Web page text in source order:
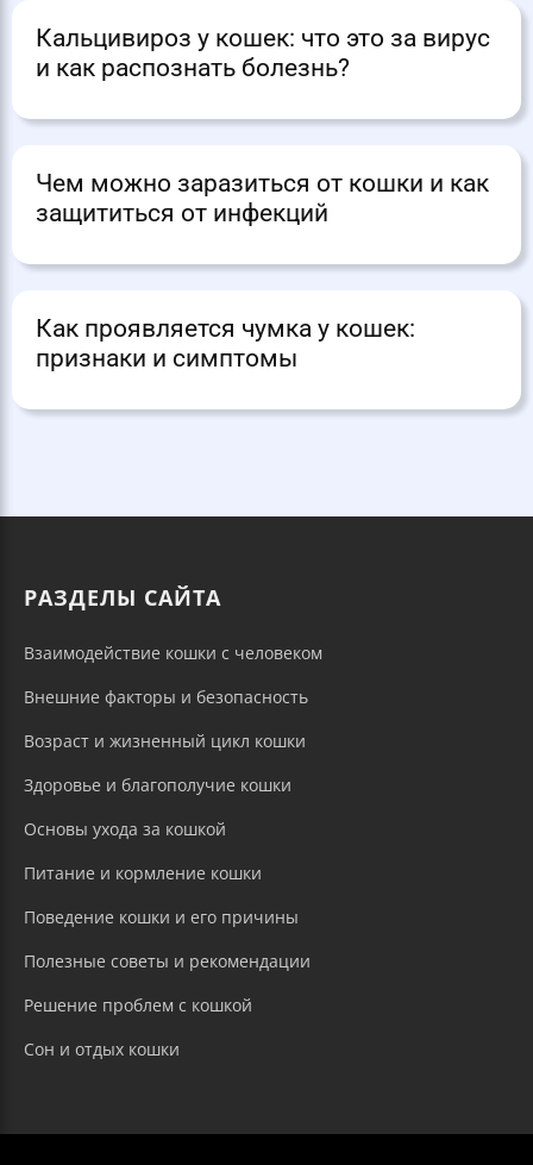
Кальцивироз у кошек: что это за вирус
и как распознать болезнь?
Чем можно заразиться от кошки и как
защититься от инфекций
Как проявляется чумка у кошек:
признаки и симптомы
РАЗДЕЛЫ САЙТА
Взаимодействие кошки с человеком
Внешние факторы и безопасность
Возраст и жизненный цикл кошки
Здоровье и благополучие кошки
Основы ухода за кошкой
Питание и кормление кошки
Поведение кошки и его причины
Полезные советы и рекомендации
Решение проблем с кошкой
Сон и отдых кошки